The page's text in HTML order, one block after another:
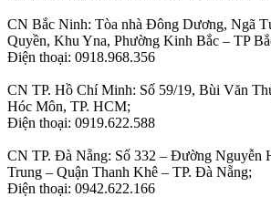
CN Bắc Ninh: Tòa nhà Đông Dương, Ngã
Quyền, Khu Yna, Phường Kinh Bắc – TP
Điện thoại: 0918.968.356
CN TP. Hồ Chí Minh: Số 59/19, Bùi Văn
Hóc Môn, TP. HCM;
Điện thoại: 0919.622.588
CN TP. Đà Nẵng: Số 332 – Đường Nguyễn
Trung – Quận Thanh Khê – TP. Đà Nẵng;
Điện thoại: 0942.622.166